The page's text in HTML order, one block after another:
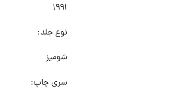
1991
نوع جلد:
شومیز
سری چاپ: